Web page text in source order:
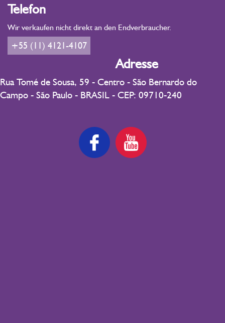
Telefon
Wir verkaufen nicht direkt an den Endverbraucher.
+55 (11) 4121-4107
Adresse
Rua Tomé de Sousa, 59 - Centro - São Bernardo do
Campo - São Paulo - BRASIL - CEP: 09710-240